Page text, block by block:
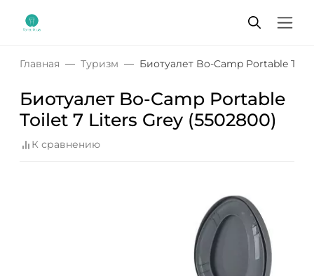
Главная Туризм Биотуалет Bo-Camp Portable
Биотуалет Bo-Camp Portable
Toilet 7 Liters Grey (5502800)
К сравнению